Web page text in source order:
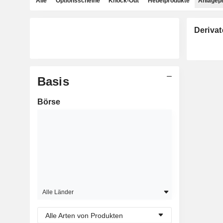
Basis
Börse
Alle Länder
Alle Arten von Produkten